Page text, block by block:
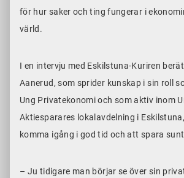
för hur saker och ting fungerar i
värld.
I en intervju med Eskilstuna-Kuriren
Aanerud, som sprider kunskap i sin roll
Ung Privatekonomi och som aktiv inom
Aktiesparares lokalavdelning i
komma igång i god tid och att spara
– Ju tidigare man börjar se över sin